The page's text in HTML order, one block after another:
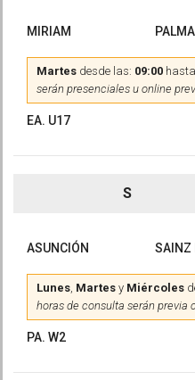
MIRIAM
Martes desde las: 09:00
serán presenciales u online
EA. U17
S
ASUNCIÓN SAINZ
Lunes, Martes y Miércoles
horas de consulta serán previa
PA. W2